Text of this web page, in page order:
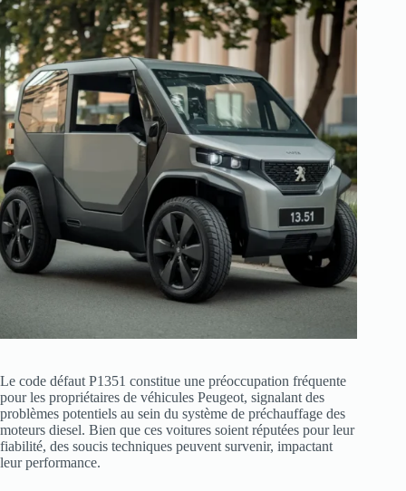
Le code défaut P1351 constitue une préoccupation fréquente
pour les propriétaires de véhicules Peugeot, signalant des
problèmes potentiels au sein du système de préchauffage des
moteurs diesel. Bien que ces voitures soient réputées pour leur
fiabilité, des soucis techniques peuvent survenir, impactant
leur performance.